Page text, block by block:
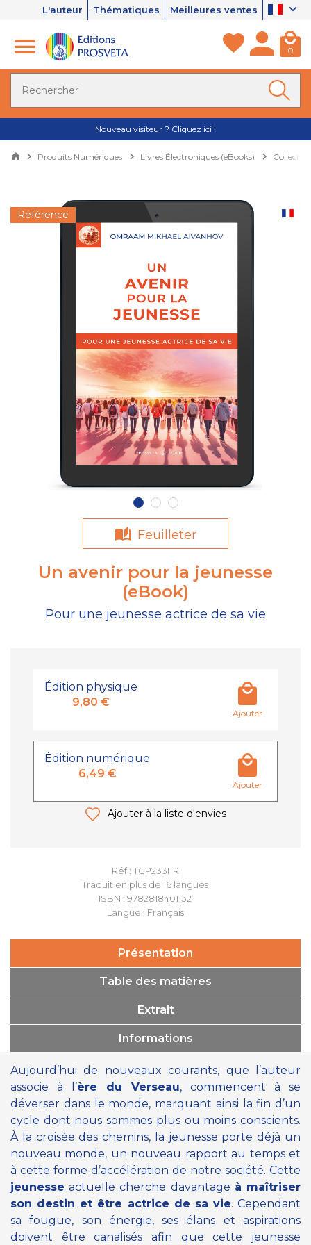
L'auteur Thématiques Meilleures ventes
0
Nouveau visiteur ? Cliquez ici !
Produits Numériques Livres Électroniques (eBooks)
Référence
Feuilleter
Un avenir pour la jeunesse
(eBook)
Pour une jeunesse actrice de sa vie
Réf : TCP233FR
Traduit en plus de 16 langues
ISBN : 9782818401132
Langue : Français
Édition physique
9,80 €
Ajouter
Édition numérique
6,49 €
Ajouter
Ajouter à la liste d'envies
Présentation
Table des matières
Extrait
Informations
Aujourd’hui de nouveaux courants, que l’auteur
associe à l’ère du Verseau, commencent à se
déverser dans le monde, marquant ainsi la fin d’un
cycle dont nous sommes plus ou moins conscients.
À la croisée des chemins, la jeunesse porte déjà un
nouveau monde, un nouveau rapport au temps et
à cette forme d’accélération de notre société. Cette
jeunesse actuelle cherche davantage à maîtriser
son destin et être actrice de sa vie. Cependant
sa fougue, son énergie, ses élans et aspirations
doivent être canalisés afin que cette jeunesse